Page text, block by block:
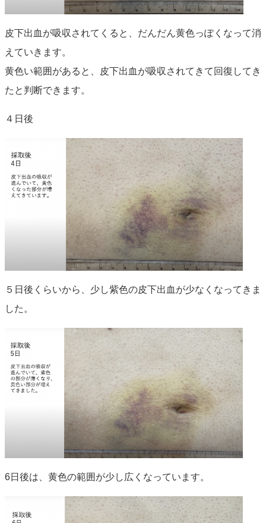
皮下出血が吸収されてくると、だんだん黄色っぽくなって消
えていきます。
黄色い範囲があると、皮下出血が吸収されてきて回復してき
たと判断できます。
４日後
５日後くらいから、少し紫色の皮下出血が少なくなってきま
した。
6日後は、黄色の範囲が少し広くなっています。